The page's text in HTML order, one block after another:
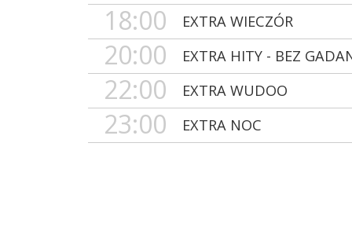
18:00
EXTRA WIECZÓR
20:00 EXTRA HITY - BEZ
22:00 EXTRA WUDOO
23:00 EXTRA NOC